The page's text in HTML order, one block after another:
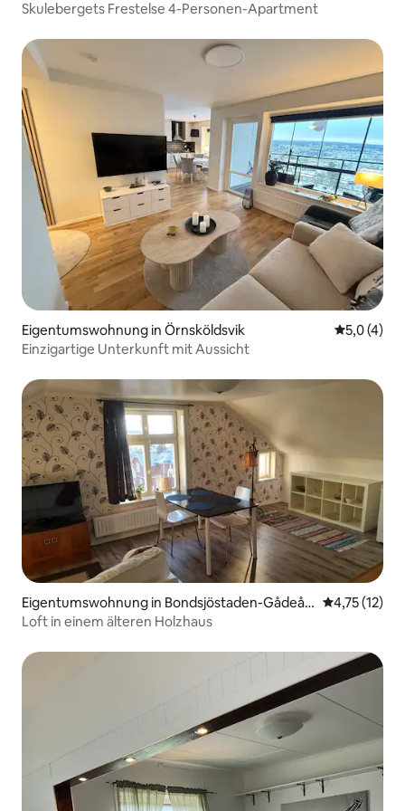
Skulebergets Frestelse 4-Personen-Apartment
Eigentumswohnung in Örnsköldsvik
5,0 (4)
Einzigartige Unterkunft mit Aussicht
Eigentumswohnung in Bondsjöstaden-Gådeås
taden
4,75 (12)
Loft in einem älteren Holzhaus